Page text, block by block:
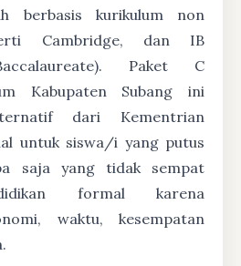
berbasis kurikulum non
Cambridge, dan IB
Paket C
Kabupaten Subang ini
dari Kementrian
untuk siswa/i yang putus
saja yang tidak sempat
formal karena
waktu, kesempatan